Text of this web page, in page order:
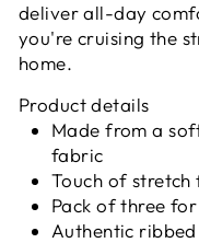
deliver all-day
you're cruising the
home.
Product details
Made from a
fabric
Touch of
Pack of three
Authentic